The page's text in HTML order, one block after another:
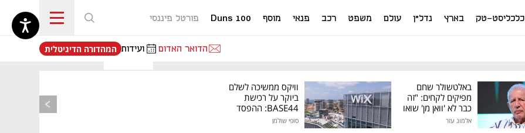
כלכליסט-טק בארץ נדל"ן עולם משפט רכב פנאי מוסף Duns 100 פורטל פיננסי
הדואר האדום ועידות
נפתח בכרטיסייה חדשה
המהדורה הדיגיטלית
באלטשולר שחם
מפיקים לקחים: "זה
כבר לא 'וואן מן' שואו
של גילעד"
אלמוג עזר
וויקס ממשיכה לשלם
ביוקר על רכישת
BASE44: ההפסד
סופי שולמן